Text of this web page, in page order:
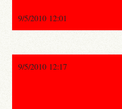
9/5/2010 12:01
9/5/2010 12:17